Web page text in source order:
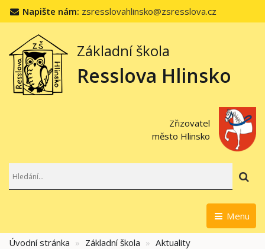
Napište nám: zsresslovahlinsko@zsresslova.cz
Základní škola
Resslova Hlinsko
Zřizovatel
město Hlinsko
Menu
Úvodní stránka Základní škola
Aktuality